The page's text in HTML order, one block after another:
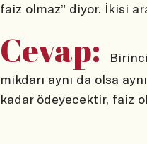
faiz olmaz” diyor. İkisi
Cevap:
mikdarı aynı da olsa
kadar ödeyecektir, faiz